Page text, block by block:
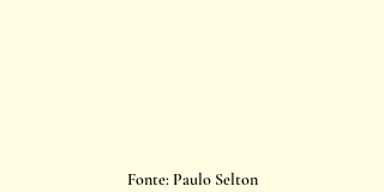
Fonte: Paulo Selton